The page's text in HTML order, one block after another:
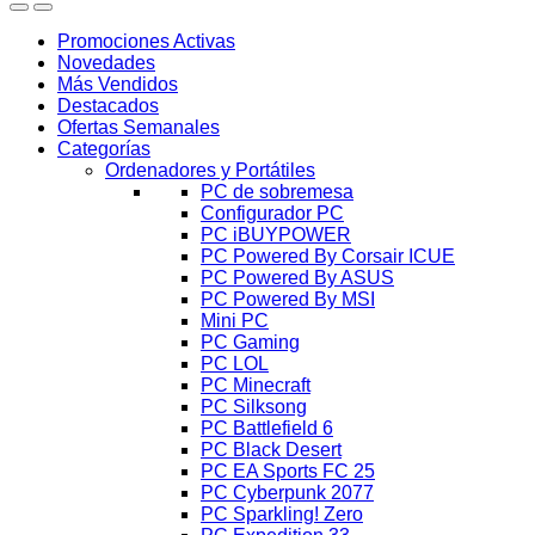
Promociones Activas
Novedades
Más Vendidos
Destacados
Ofertas Semanales
Categorías
Ordenadores y Portátiles
PC de sobremesa
Configurador PC
PC iBUYPOWER
PC Powered By Corsair ICUE
PC Powered By ASUS
PC Powered By MSI
Mini PC
PC Gaming
PC LOL
PC Minecraft
PC Silksong
PC Battlefield 6
PC Black Desert
PC EA Sports FC 25
PC Cyberpunk 2077
PC Sparkling! Zero